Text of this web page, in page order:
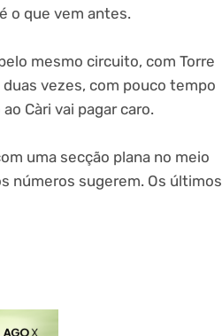
o que vem antes.
mesmo circuito, com Torre
vezes, com pouco tempo
Càri vai pagar caro.
uma secção plana no meio
números sugerem. Os últimos